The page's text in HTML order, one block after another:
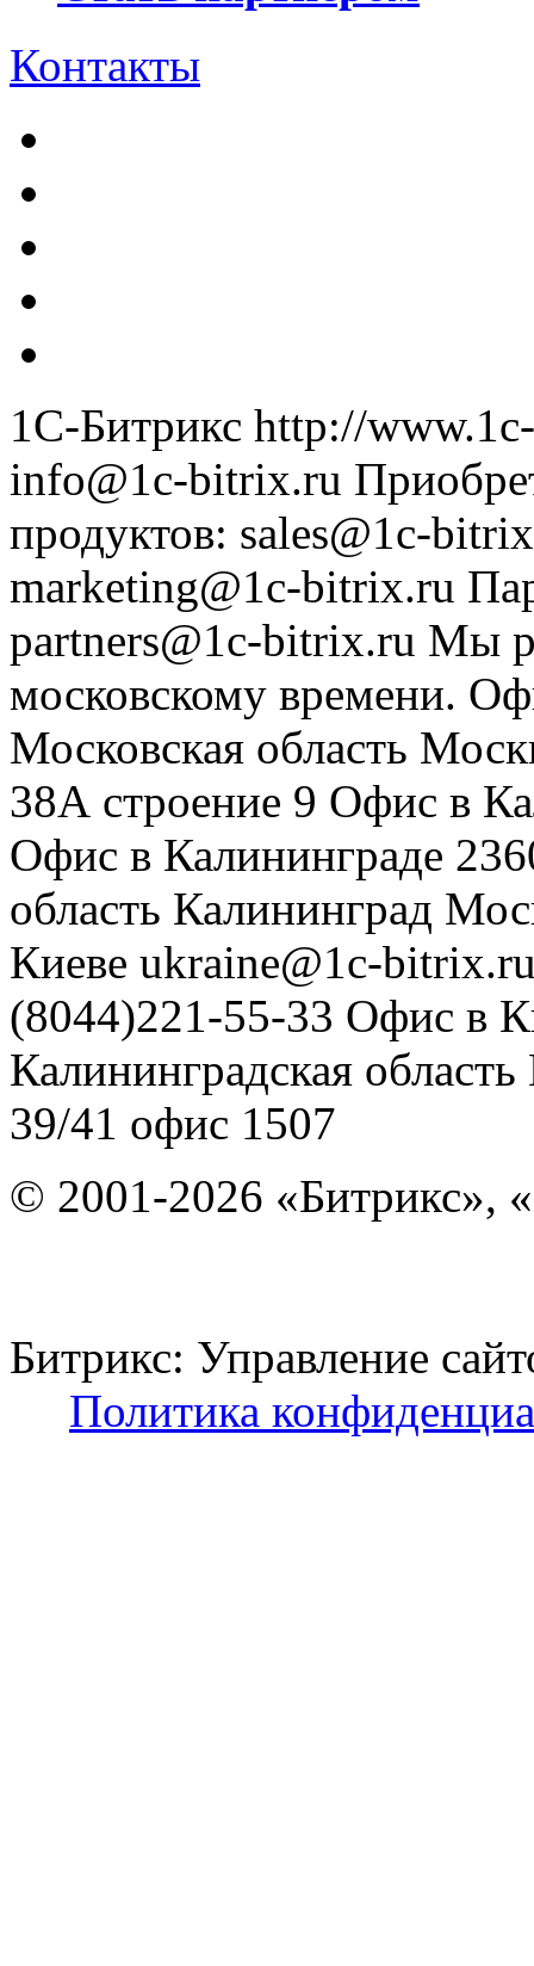
Контакты
1С-Битрикс http://
info@1c-bitrix.ru
продуктов: sales@1c-
marketing@1c-bitrix.ru
partners@1c-bitrix.ru Мы
московскому времени.
Московская область
38А строение 9 Офис в
Офис в Калининграде
область Калининград
Киеве ukraine@1c-
(8044)221-55-33 Офис в
Калининградская область
39/41 офис 1507
© 2001-2026 «Битрикс»,
Битрикс: Управление
Политика